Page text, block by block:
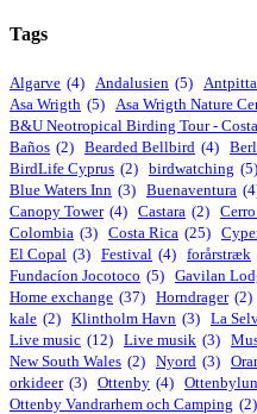
Tags
Algarve (4) Andalusien (5) Antpitta
Asa Wrigth (5) Asa Wrigth Nature
B&U Neotropical Birding Tour -
Baños (2) Bearded Bellbird (4)
BirdLife Cyprus (2) birdwatching (5)
Blue Waters Inn (3) Buenaventura
Canopy Tower (4) Castara (2)
Colombia (3) Costa Rica (25)
El Copal (3) Festival (4) forårstræk
Fundacíon Jocotoco (5) Gavilan
Home exchange (37) Horndrager (2)
kale (2) Klintholm Havn (3) La
Live music (12) Live musik (3)
New South Wales (2) Nyord (3)
orkideer (3) Ottenby (4)
Ottenby Vandrarhem och Camping (2)